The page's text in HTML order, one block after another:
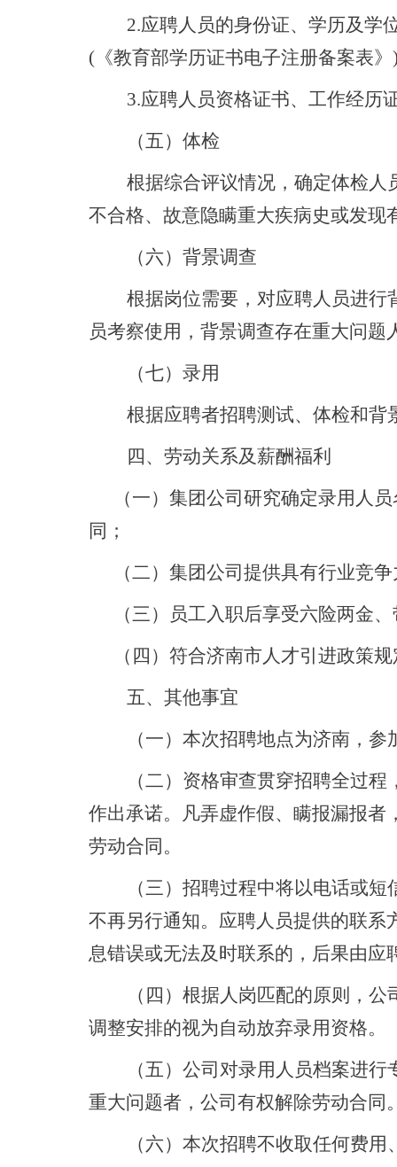
2.应聘人员的身份证、学历及学
(《教育部学历证书电子注册备案表》
3.应聘人员资格证书、工作经历
（五）体检
根据综合评议情况，确定体检
不合格、故意隐瞒重大疾病史或发现
（六）背景调查
根据岗位需要，对应聘人员进行
员考察使用，背景调查存在重大问题
（七）录用
根据应聘者招聘测试、体检和
四、劳动关系及薪酬福利
（一）集团公司研究确定录用人
同；
（二）集团公司提供具有行业竞
（三）员工入职后享受六险两金
（四）符合济南市人才引进政策
五、其他事宜
（一）本次招聘地点为济南，
（二）资格审查贯穿招聘全过
作出承诺。凡弄虚作假、瞒报漏报
劳动合同。
（三）招聘过程中将以电话或
不再另行通知。应聘人员提供的联
息错误或无法及时联系的，后果由应
（四）根据人岗匹配的原则，
调整安排的视为自动放弃录用资格。
（五）公司对录用人员档案进
重大问题者，公司有权解除劳动合同
（六）本次招聘不收取任何费